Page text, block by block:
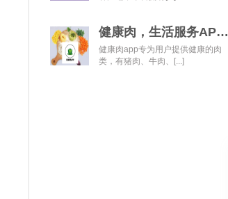
健康肉，生活服务APP开发经典案例
健康肉app专为用户提供健康的肉
类，有猪肉、牛肉、[...]